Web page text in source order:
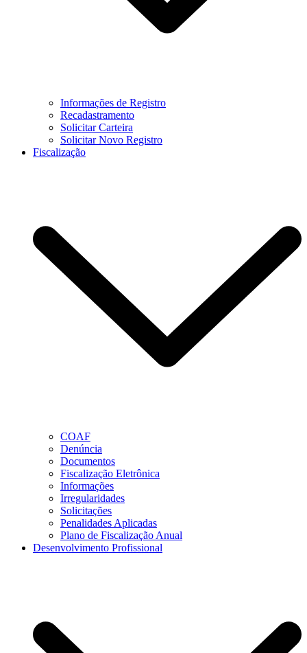
Informações de Registro
Recadastramento
Solicitar Carteira
Solicitar Novo Registro
Fiscalização
COAF
Denúncia
Documentos
Fiscalização Eletrônica
Informações
Irregularidades
Solicitações
Penalidades Aplicadas
Plano de Fiscalização Anual
Desenvolvimento Profissional